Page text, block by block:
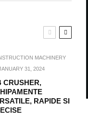
MACHINERY
31, 2024
CRUSHER,
RAPIDE SI